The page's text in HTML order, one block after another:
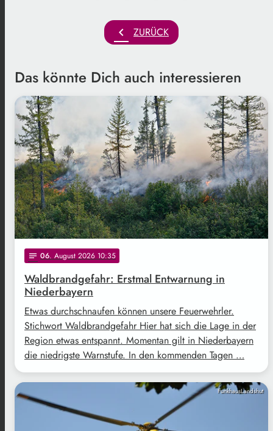
chevron_left ZURÜCK
Das könnte Dich auch interessieren
Freepik
notes 06. August 2026 10:35
Waldbrandgefahr: Erstmal Entwarnung in
Niederbayern
Etwas durchschnaufen können unsere Feuerwehrler.
Stichwort Waldbrandgefahr Hier hat sich die Lage in der
Region etwas entspannt. Momentan gilt in Niederbayern
die niedrigste Warnstufe. In den kommenden Tagen …
FunkhausLandshut